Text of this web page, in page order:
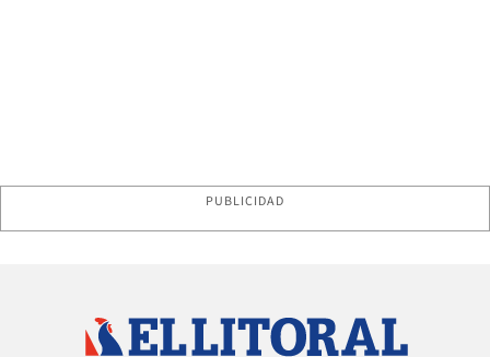
PUBLICIDAD